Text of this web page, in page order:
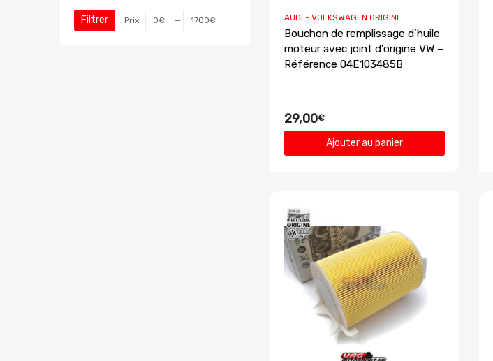
AUDI - VOLKSWAGEN ORIGINE
Bouchon de remplissage d’huile
moteur avec joint d’origine VW –
Référence 04E103485B
29,00€
Ajouter au panier
Filtrer Prix : 0€ — 1700€